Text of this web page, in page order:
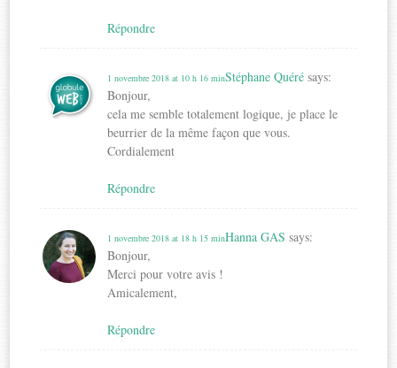
Répondre
Stéphane Quéré says:
1 novembre 2018 at 10 h 16 min
Bonjour,
cela me semble totalement logique, je place le
beurrier de la même façon que vous.
Cordialement
Répondre
Hanna GAS says:
1 novembre 2018 at 18 h 15 min
Bonjour,
Merci pour votre avis !
Amicalement,
Répondre